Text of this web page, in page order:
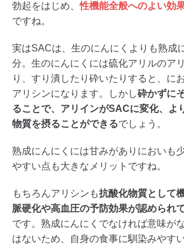
勃起をはじめ、性機能全般へのよい効
ですね。
実はSACは、生のにんにくよりも熟成
分。生のにんにくには硫化アリルのア
り、すり潰したり砕いたりすると、に
アリシンになります。しかし砕かずに
ることで、アリインがSACに変化、よ
物質を摂ることができるでしょう。
熟成にんにくには甘みがありにおいも
やすい点も大きなメリットですね。
もちろんアリシンも抗酸化物質として
脈硬化や高血圧の予防効果が認められ
です。熟成にんにくでなければ意味が
はないため、自身の食事に馴染みやす